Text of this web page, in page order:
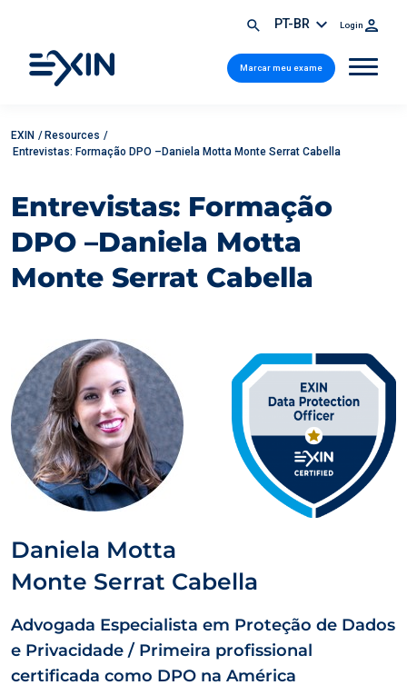
PT-BR Login
Marcar meu exame
EXIN / Resources /
Entrevistas: Formação DPO –Daniela Motta Monte Serrat Cabella
Entrevistas: Formação
DPO –Daniela Motta
Monte Serrat Cabella
Daniela Motta
Monte Serrat Cabella
Advogada Especialista em Proteção de Dados
e Privacidade / Primeira profissional
certificada como DPO na América